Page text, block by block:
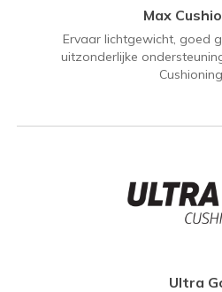
Max
Ervaar lichtgewicht, goed
uitzonderlijke
Ultra